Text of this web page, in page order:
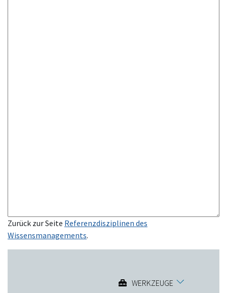
Zurück zur Seite Referenzdisziplinen des
Wissensmanagements.
WERKZEUGE